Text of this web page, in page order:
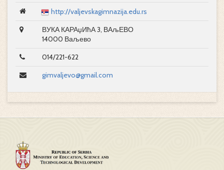
http://valjevskagimnazija.edu.rs
ВУКА КАРАџИћА 3, ВАљЕВО
14000 Ваљево
014/221-622
gimvaljevo@gmail.com